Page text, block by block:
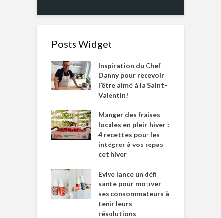
Posts Widget
Inspiration du Chef
Danny pour recevoir
l’être aimé à la Saint-
Valentin!
Manger des fraises
locales en plein hiver :
4 recettes pour les
intégrer à vos repas
cet hiver
Evive lance un défi
santé pour motiver
ses consommateurs à
tenir leurs
résolutions